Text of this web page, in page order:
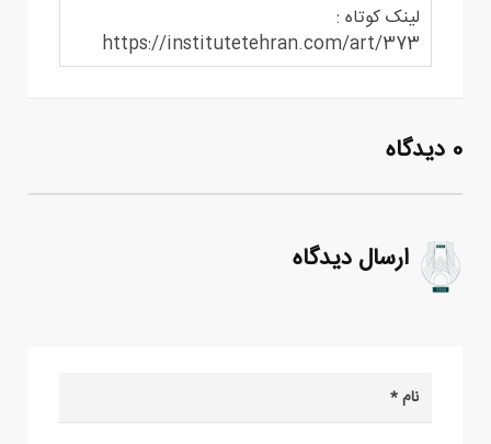
لینک کوتاه :
https://institutetehran.com/art/373
0 دیدگاه
ارسال دیدگاه